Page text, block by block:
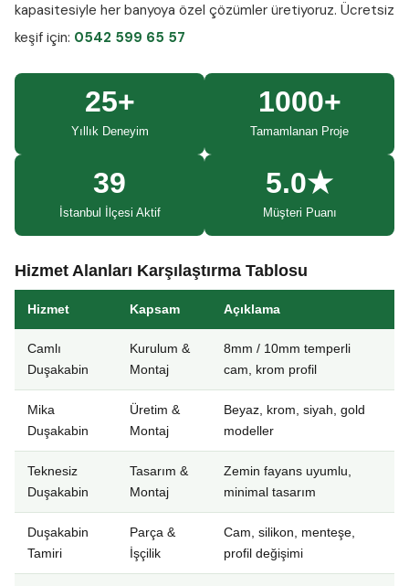
kapasitesiyle her banyoya özel çözümler üretiyoruz. Ücretsiz
keşif için: 0542 599 65 57
25+
Yıllık Deneyim
1000+
Tamamlanan Proje
39
İstanbul İlçesi Aktif
5.0★
Müşteri Puanı
Hizmet Alanları Karşılaştırma Tablosu
Hizmet Kapsam Açıklama
Camlı
Duşakabin
Kurulum &
Montaj
8mm / 10mm temperli
cam, krom profil
Mika
Duşakabin
Üretim &
Montaj
Beyaz, krom, siyah, gold
modeller
Teknesiz
Duşakabin
Tasarım &
Montaj
Zemin fayans uyumlu,
minimal tasarım
Duşakabin
Tamiri
Parça &
İşçilik
Cam, silikon, menteşe,
profil değişimi